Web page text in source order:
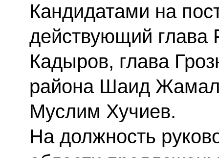
Кандидатами на
действующий глава
Кадыров, глава
района Шаид
Муслим Хучиев.
На должность